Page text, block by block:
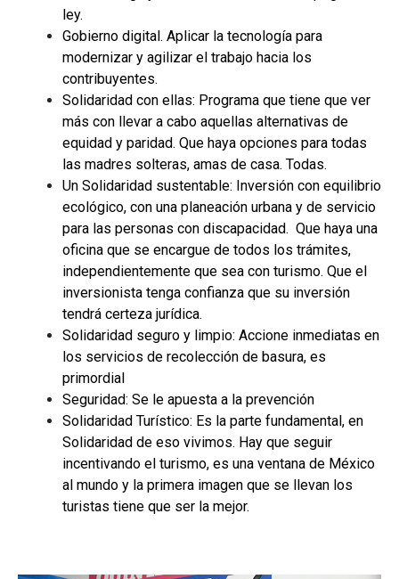
ley.
Gobierno digital. Aplicar la tecnología para
modernizar y agilizar el trabajo hacia los
contribuyentes.
Solidaridad con ellas: Programa que tiene que ver
más con llevar a cabo aquellas alternativas de
equidad y paridad. Que haya opciones para todas
las madres solteras, amas de casa. Todas.
Un Solidaridad sustentable: Inversión con equilibrio
ecológico, con una planeación urbana y de servicio
para las personas con discapacidad. Que haya una
oficina que se encargue de todos los trámites,
independientemente que sea con turismo. Que el
inversionista tenga confianza que su inversión
tendrá certeza jurídica.
Solidaridad seguro y limpio: Accione inmediatas en
los servicios de recolección de basura, es
primordial
Seguridad: Se le apuesta a la prevención
Solidaridad Turístico: Es la parte fundamental, en
Solidaridad de eso vivimos. Hay que seguir
incentivando el turismo, es una ventana de México
al mundo y la primera imagen que se llevan los
turistas tiene que ser la mejor.